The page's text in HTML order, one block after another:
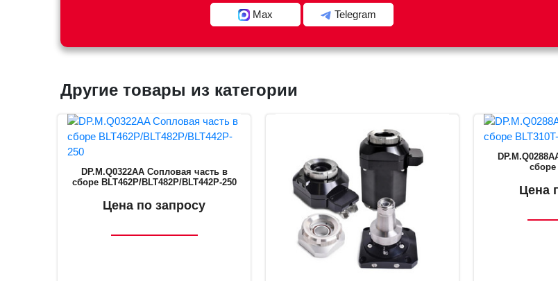
Max Telegram
Другие товары из категории
DP.M.Q0322AA Сопловая часть в
сборе BLT462P/BLT482P/BLT442P-250
Цена по запросу
сборе
Цена